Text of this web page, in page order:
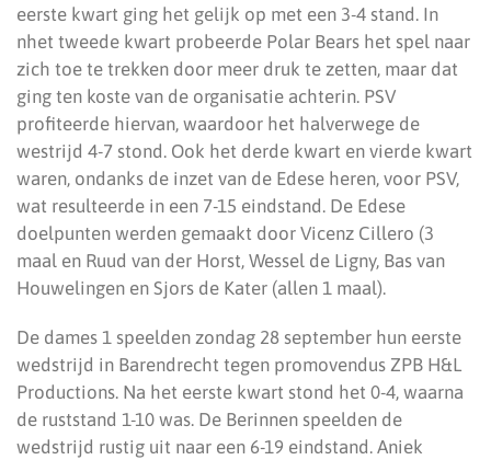
eerste kwart ging het gelijk op met een 3-4 stand. In
nhet tweede kwart probeerde Polar Bears het spel naar
zich toe te trekken door meer druk te zetten, maar dat
ging ten koste van de organisatie achterin. PSV
profiteerde hiervan, waardoor het halverwege de
westrijd 4-7 stond. Ook het derde kwart en vierde kwart
waren, ondanks de inzet van de Edese heren, voor PSV,
wat resulteerde in een 7-15 eindstand. De Edese
doelpunten werden gemaakt door Vicenz Cillero (3
maal en Ruud van der Horst, Wessel de Ligny, Bas van
Houwelingen en Sjors de Kater (allen 1 maal).
De dames 1 speelden zondag 28 september hun eerste
wedstrijd in Barendrecht tegen promovendus ZPB H&L
Productions. Na het eerste kwart stond het 0-4, waarna
de ruststand 1-10 was. De Berinnen speelden de
wedstrijd rustig uit naar een 6-19 eindstand. Aniek